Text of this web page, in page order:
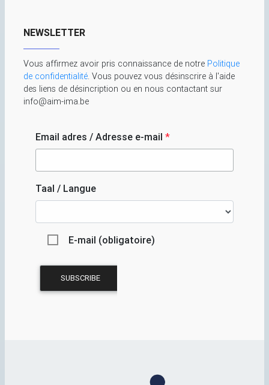
NEWSLETTER
Vous affirmez avoir pris connaissance de notre Politique
de confidentialité. Vous pouvez vous désinscrire à l'aide
des liens de désincription ou en nous contactant sur
info@aim-ima.be
Email adres / Adresse e-mail *
Taal / Langue
E-mail (obligatoire)